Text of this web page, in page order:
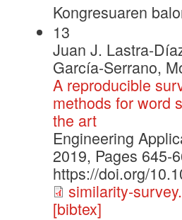
Kongresuaren
13
Juan J. Lastra-
García-Serrano,
A reproducible
methods for word
the art
Engineering
2019, Pages 645-
https://doi.org/
similarity-
[bibtex]